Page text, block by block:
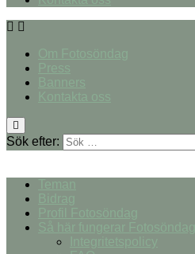
Om Fotosöndag
Press
Banners
Kontakta oss
Sök efter:
Teman
Bidrag
Profil Fotosöndag
Så här fungerar Fotosöndag
Integritetspolicy